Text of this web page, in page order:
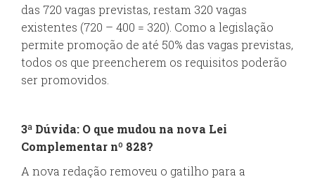
das 720 vagas previstas, restam 320 vagas
existentes (720 – 400 = 320). Como a legislação
permite promoção de até 50% das vagas previstas,
todos os que preencherem os requisitos poderão
ser promovidos.
3ª Dúvida: O que mudou na nova Lei
Complementar nº 828?
A nova redação removeu o gatilho para a